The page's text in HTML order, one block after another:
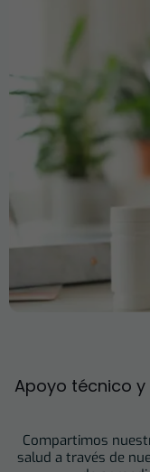
Apoyo técnico
Compartimos
salud a través de